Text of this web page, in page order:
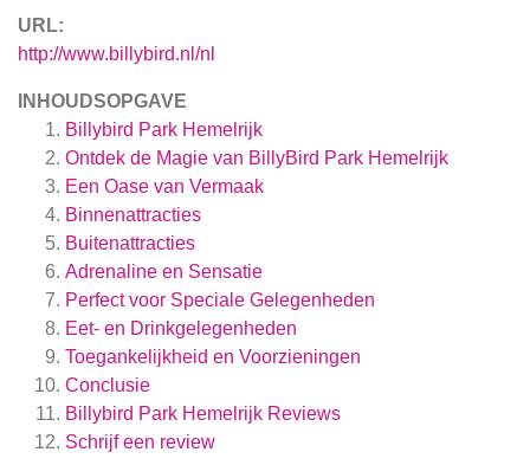
URL:
http://www.billybird.nl/nl
INHOUDSOPGAVE
Billybird Park Hemelrijk
Ontdek de Magie van BillyBird Park Hemelrijk
Een Oase van Vermaak
Binnenattracties
Buitenattracties
Adrenaline en Sensatie
Perfect voor Speciale Gelegenheden
Eet- en Drinkgelegenheden
Toegankelijkheid en Voorzieningen
Conclusie
Billybird Park Hemelrijk Reviews
Schrijf een review